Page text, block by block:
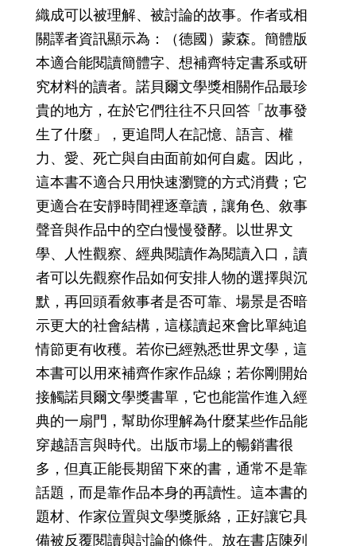
織成可以被理解、被討論的故事。作者或相
關譯者資訊顯示為：（德國）蒙森。簡體版
本適合能閱讀簡體字、想補齊特定書系或研
究材料的讀者。諾貝爾文學獎相關作品最珍
貴的地方，在於它們往往不只回答「故事發
生了什麼」，更追問人在記憶、語言、權
力、愛、死亡與自由面前如何自處。因此，
這本書不適合只用快速瀏覽的方式消費；它
更適合在安靜時間裡逐章讀，讓角色、敘事
聲音與作品中的空白慢慢發酵。以世界文
學、人性觀察、經典閱讀作為閱讀入口，讀
者可以先觀察作品如何安排人物的選擇與沉
默，再回頭看敘事者是否可靠、場景是否暗
示更大的社會結構，這樣讀起來會比單純追
情節更有收穫。若你已經熟悉世界文學，這
本書可以用來補齊作家作品線；若你剛開始
接觸諾貝爾文學獎書單，它也能當作進入經
典的一扇門，幫助你理解為什麼某些作品能
穿越語言與時代。出版市場上的暢銷書很
多，但真正能長期留下來的書，通常不是靠
話題，而是靠作品本身的再讀性。這本書的
題材、作家位置與文學獎脈絡，正好讓它具
備被反覆閱讀與討論的條件。放在書店陳列